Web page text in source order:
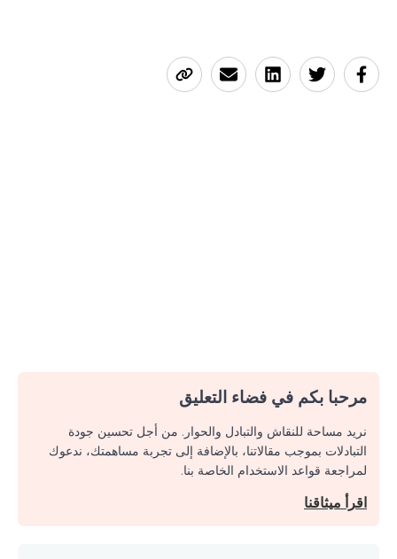
مرحبا بكم في فضاء التعليق
نريد مساحة للنقاش والتبادل والحوار. من أجل تحسين جودة
التبادلات بموجب مقالاتنا، بالإضافة إلى تجربة مساهمتك، ندعوك
لمراجعة قواعد الاستخدام الخاصة بنا.
اقرأ ميثاقنا